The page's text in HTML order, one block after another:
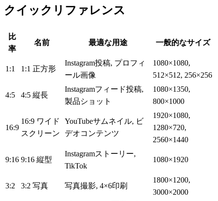
クイックリファレンス
比
率
名前 最適な用途 一般的なサイズ
1:1 1:1 正方形
Instagram投稿, プロフィ
ール画像
1080×1080,
512×512, 256×256
4:5 4:5 縦長
Instagramフィード投稿,
製品ショット
1080×1350,
800×1000
16:9
16:9 ワイド
スクリーン
YouTubeサムネイル, ビ
デオコンテンツ
1920×1080,
1280×720,
2560×1440
9:16 9:16 縦型
Instagramストーリー,
TikTok
1080×1920
3:2 3:2 写真 写真撮影, 4×6印刷
1800×1200,
3000×2000